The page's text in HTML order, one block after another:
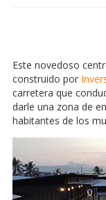
Este novedoso
construido por
carretera que
darle una zona de
habitantes de los